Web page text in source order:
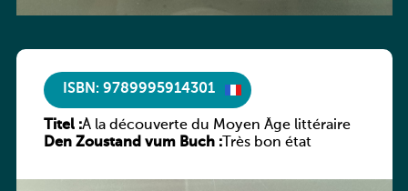
ISBN: 9789995914301
Titel :À la découverte du Moyen Âge littéraire
Den Zoustand vum Buch :Très bon état